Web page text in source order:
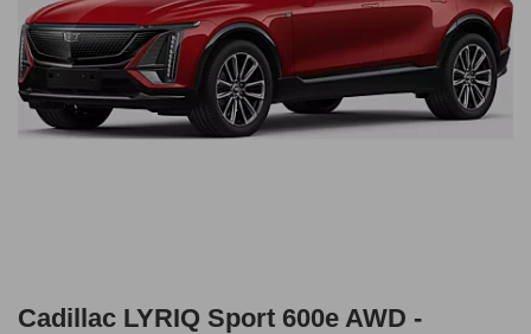
Cadillac LYRIQ Sport 600e AWD -